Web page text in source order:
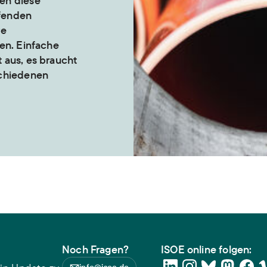
Einfache
es braucht
Noch Fragen? ISOE online folgen: